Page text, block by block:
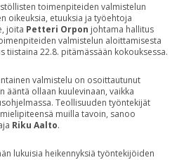
toimenpiteiden valmistelun
oikeuksia, etuuksia ja työehtoja
joita Petteri Orpon johtama hallitus
valmistelun aloittamisesta
tiistaina 22.8. pitämässään kokouksessa.
valmistelu on osoittautunut
ääntä ollaan kuulevinaan, vaikka
Teollisuuden työntekijät
muilla tavoin, sanoo
Riku Aalto.
lukuisia heikennyksiä työntekijöiden